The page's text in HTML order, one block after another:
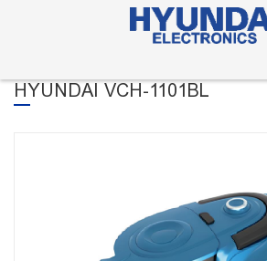
HYUNDAI VCH-1101BL